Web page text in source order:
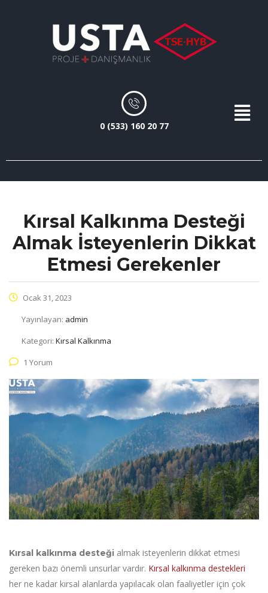
0 (533) 160 20 77
Kırsal Kalkınma Desteği
Almak İsteyenlerin Dikkat
Etmesi Gerekenler
Ocak 31, 2023
Yayınlayan: admin
Kategori: Kırsal Kalkınma
1 Yorum
Kırsal kalkınma desteği almak isteyenlerin dikkat etmesi
gereken bazı önemli unsurlar vardır. Kırsal kalkınma destekleri
her ne kadar kırsal alanlarda yapılacak olan faaliyetler için çok